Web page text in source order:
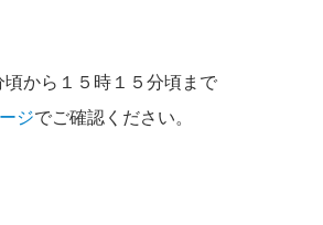
から１５時１５分頃まで
ジでご確認ください。